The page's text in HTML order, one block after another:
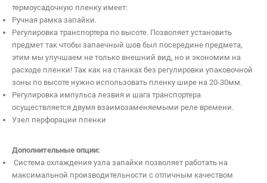
Почта:
Я согласен на обработку персональных данных
Отменить
термоусадочную пленку имеет:
Ручная рамка запайки.
Регулировка транспортера по высоте. Позволяет установить
предмет так чтобы запаечный шов был посередине предмета,
этим мы улучшаем не только внешний вид, но и экономим на
расходе пленки! Так как на станках без регулировки упаковочной
зоны по высоте нужно использовать пленку шире на 20-30мм.
Регулировка импульса лезвия и шага транспортера
осуществляется двумя взаимозаменяемыми реле времени.
Узел перфорации пленки
Дополнительные опции:
Система охлаждения узла запайки позволяет работать на
максимальной производительности с отличным качеством